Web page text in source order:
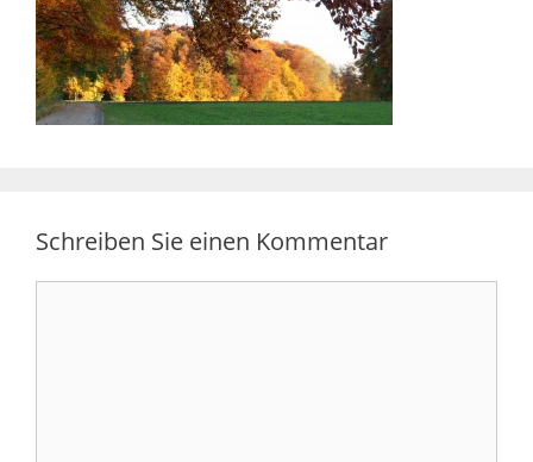
Schreiben Sie einen Kommentar